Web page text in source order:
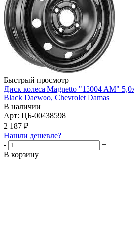
Быстрый просмотр
Диск колеса Magnetto "13004 AM"
Black Daewoo, Chevrolet Damas
В наличии
Арт: ЦБ-00438598
2 187 ₽
Нашли дешевле?
-
+
В корзину